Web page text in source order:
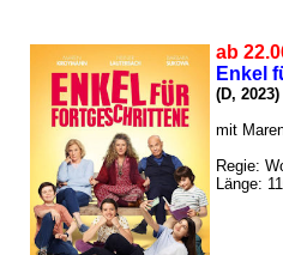
ab
Enkel
(D, 2023)
mit
Regie:
Länge: